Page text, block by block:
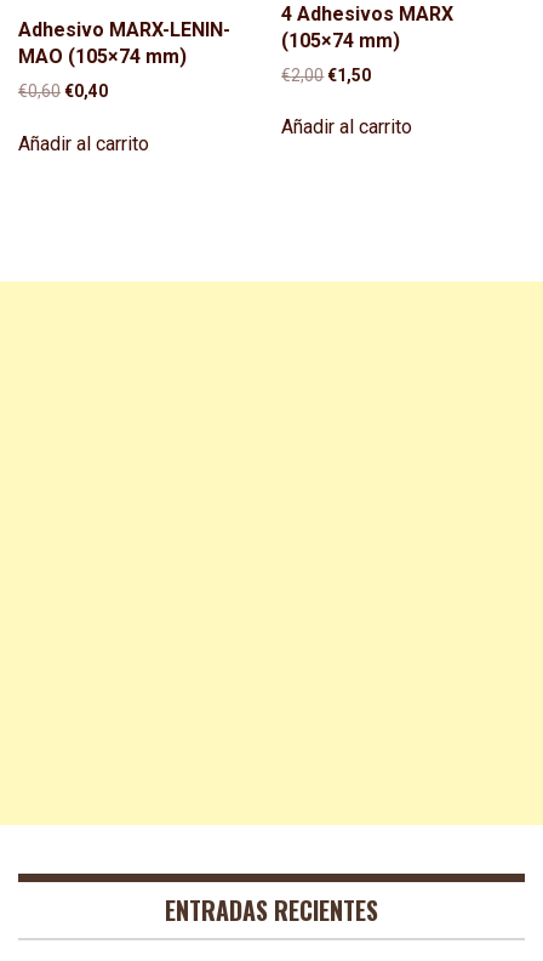
Adhesivo MARX-LENIN-
MAO (105×74 mm)
€0,60El
original
€0,40El
actual
Añadir al carrito
4 Adhesivos MARX
(105×74 mm)
€2,00El
original
€1,50El
actual
Añadir al carrito
ENTRADAS RECIENTES